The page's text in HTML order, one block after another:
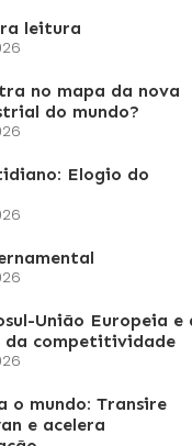
leitura
no mapa da nova
do mundo?
Elogio do
União Europeia e
da competitividade
o mundo: Transire
e acelera